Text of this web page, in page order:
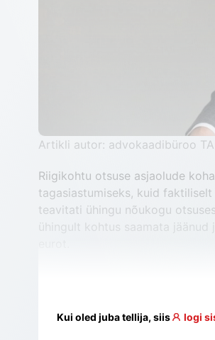
Artikli autor: advokaadibüroo
Riigikohtu otsuse asjaolude
tagasiastumiseks, kuid
teavitati ühingu nõukogu
ühingult kohtus saamata
Kui oled juba tellija, siis logi